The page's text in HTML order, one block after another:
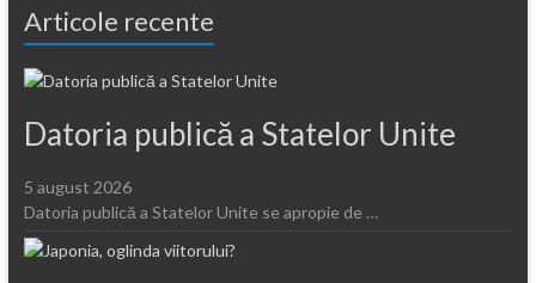
Articole recente
Datoria publică a Statelor Unite
5 august 2026
Datoria publică a Statelor Unite se apropie de …